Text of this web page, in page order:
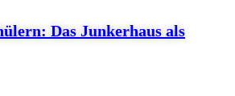
Das Junkerhaus als